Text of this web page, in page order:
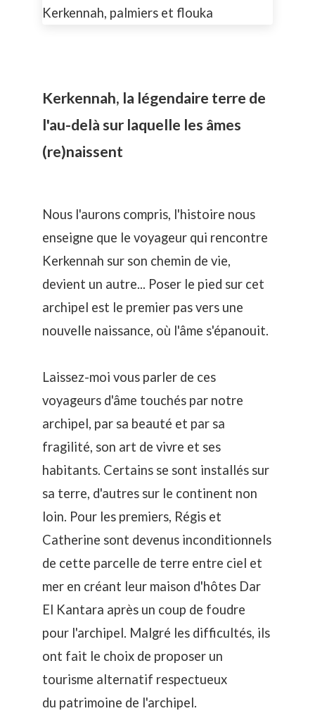
Kerkennah, la légendaire terre de
l'au-delà sur laquelle les âmes
(re)naissent
Nous l'aurons compris, l'histoire nous
enseigne que le voyageur qui rencontre
Kerkennah sur son chemin de vie,
devient un autre... Poser le pied sur cet
archipel est le premier pas vers une
nouvelle naissance, où l'âme s'épanouit.
Laissez-moi vous parler de ces
voyageurs d'âme touchés par notre
archipel, par sa beauté et par sa
fragilité, son art de vivre et ses
habitants. Certains se sont installés sur
sa terre, d'autres sur le continent non
loin. Pour les premiers, Régis et
Catherine sont devenus inconditionnels
de cette parcelle de terre entre ciel et
mer en créant leur maison d'hôtes Dar
El Kantara après un coup de foudre
pour l'archipel. Malgré les difficultés, ils
ont fait le choix de proposer un
tourisme alternatif respectueux
du patrimoine de l'archipel.